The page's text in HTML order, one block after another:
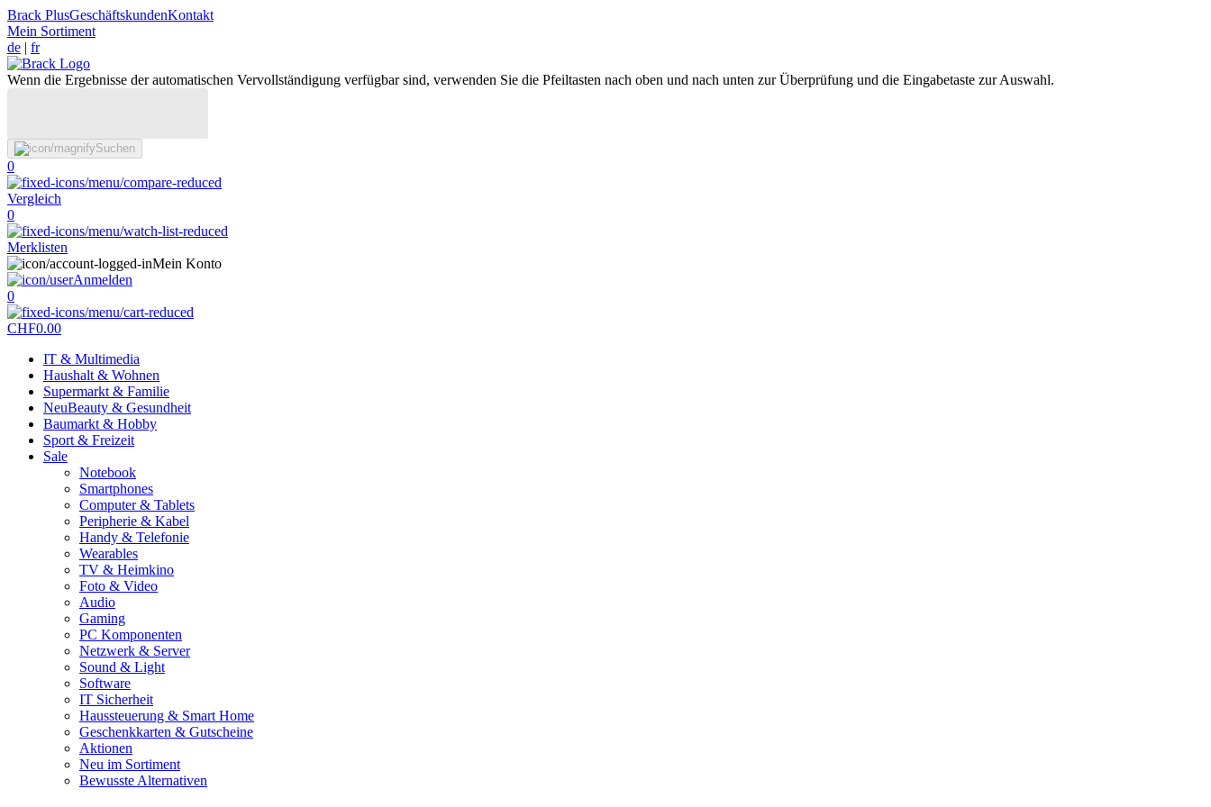
Brack PlusGeschäftskundenKontakt
Mein Sortiment
de | fr
Wenn die Ergebnisse der automatischen Vervollständigung verfügbar sind, verwenden Sie die Pfeiltasten nach oben und nach unten zur Überprüfung und die Eingabetaste zur Auswahl.
Suchen
0
Vergleich
0
Merklisten
Mein Konto
Anmelden
0
CHF0.00
IT & Multimedia
Haushalt & Wohnen
Supermarkt & Familie
NeuBeauty & Gesundheit
Baumarkt & Hobby
Sport & Freizeit
Sale
Notebook
Smartphones
Computer & Tablets
Peripherie & Kabel
Handy & Telefonie
Wearables
TV & Heimkino
Foto & Video
Audio
Gaming
PC Komponenten
Netzwerk & Server
Sound & Light
Software
IT Sicherheit
Haussteuerung & Smart Home
Geschenkkarten & Gutscheine
Aktionen
Neu im Sortiment
Bewusste Alternativen